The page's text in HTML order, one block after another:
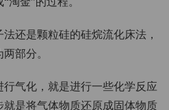
还是颗粒硅的硅烷流化床法，
部分。
气化，就是进行一些化学反应
是将气体物质还原成固体物质